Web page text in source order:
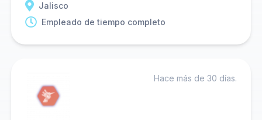
Jalisco
Empleado de tiempo completo
Hace más de 30 días.